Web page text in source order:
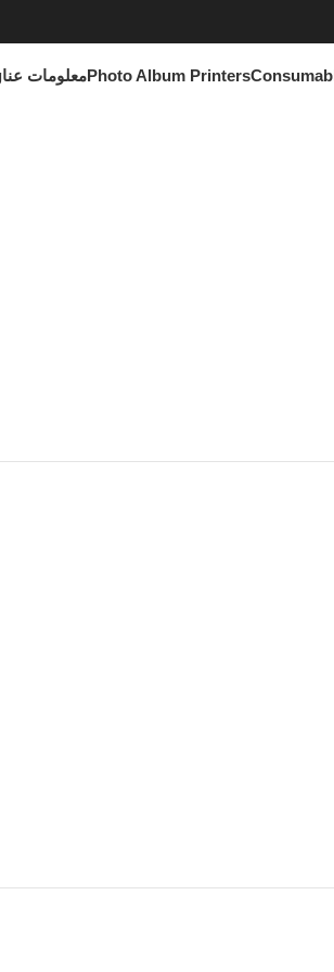
Photo Album Printersمعلومات عنا